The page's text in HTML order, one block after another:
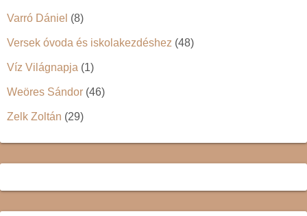
Varró Dániel (8)
Versek óvoda és iskolakezdéshez (48)
Víz Világnapja (1)
Weöres Sándor (46)
Zelk Zoltán (29)